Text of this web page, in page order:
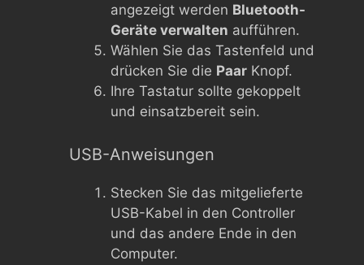
angezeigt werden Bluetooth-
Geräte verwalten aufführen.
Wählen Sie das Tastenfeld und
drücken Sie die Paar Knopf.
Ihre Tastatur sollte gekoppelt
und einsatzbereit sein.
USB-Anweisungen
Stecken Sie das mitgelieferte
USB-Kabel in den Controller
und das andere Ende in den
Computer.